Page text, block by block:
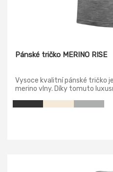
Pánské tričko MERINO RISE
Vysoce kvalitní pánské tričko
merino vlny. Díky tomuto
vrchového materiálu,